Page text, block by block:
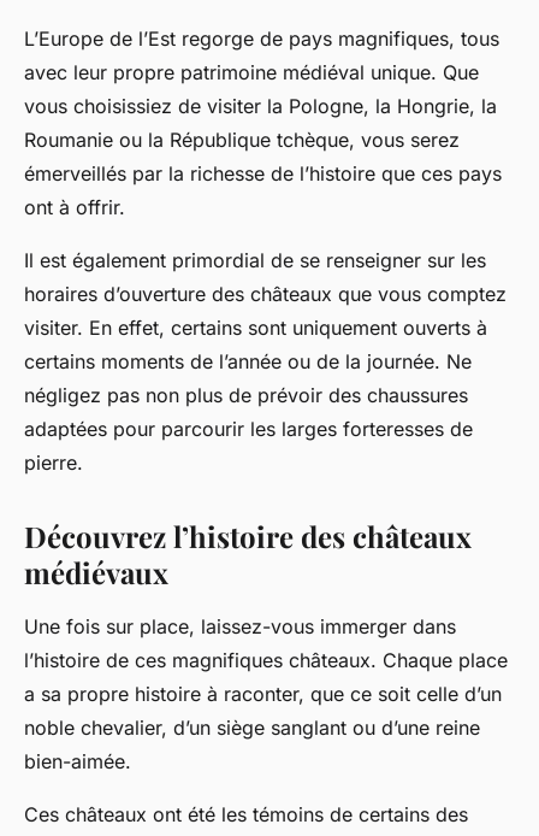
L’Europe de l’Est regorge de pays magnifiques, tous
avec leur propre patrimoine médiéval unique. Que
vous choisissiez de visiter la Pologne, la Hongrie, la
Roumanie ou la République tchèque, vous serez
émerveillés par la richesse de l’histoire que ces pays
ont à offrir.
Il est également primordial de se renseigner sur les
horaires d’ouverture des châteaux que vous comptez
visiter. En effet, certains sont uniquement ouverts à
certains moments de l’année ou de la journée. Ne
négligez pas non plus de prévoir des chaussures
adaptées pour parcourir les larges forteresses de
pierre.
Découvrez l’histoire des châteaux
médiévaux
Une fois sur place, laissez-vous immerger dans
l’histoire de ces magnifiques châteaux. Chaque place
a sa propre histoire à raconter, que ce soit celle d’un
noble chevalier, d’un siège sanglant ou d’une reine
bien-aimée.
Ces châteaux ont été les témoins de certains des